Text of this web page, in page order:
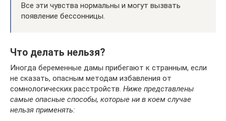
Все эти чувства нормальны и могут вызвать
появление бессонницы.
Что делать нельзя?
Иногда беременные дамы прибегают к странным, если
не сказать, опасным методам избавления от
сомнологических расстройств. Ниже представлены
самые опасные способы, которые ни в коем случае
нельзя применять: